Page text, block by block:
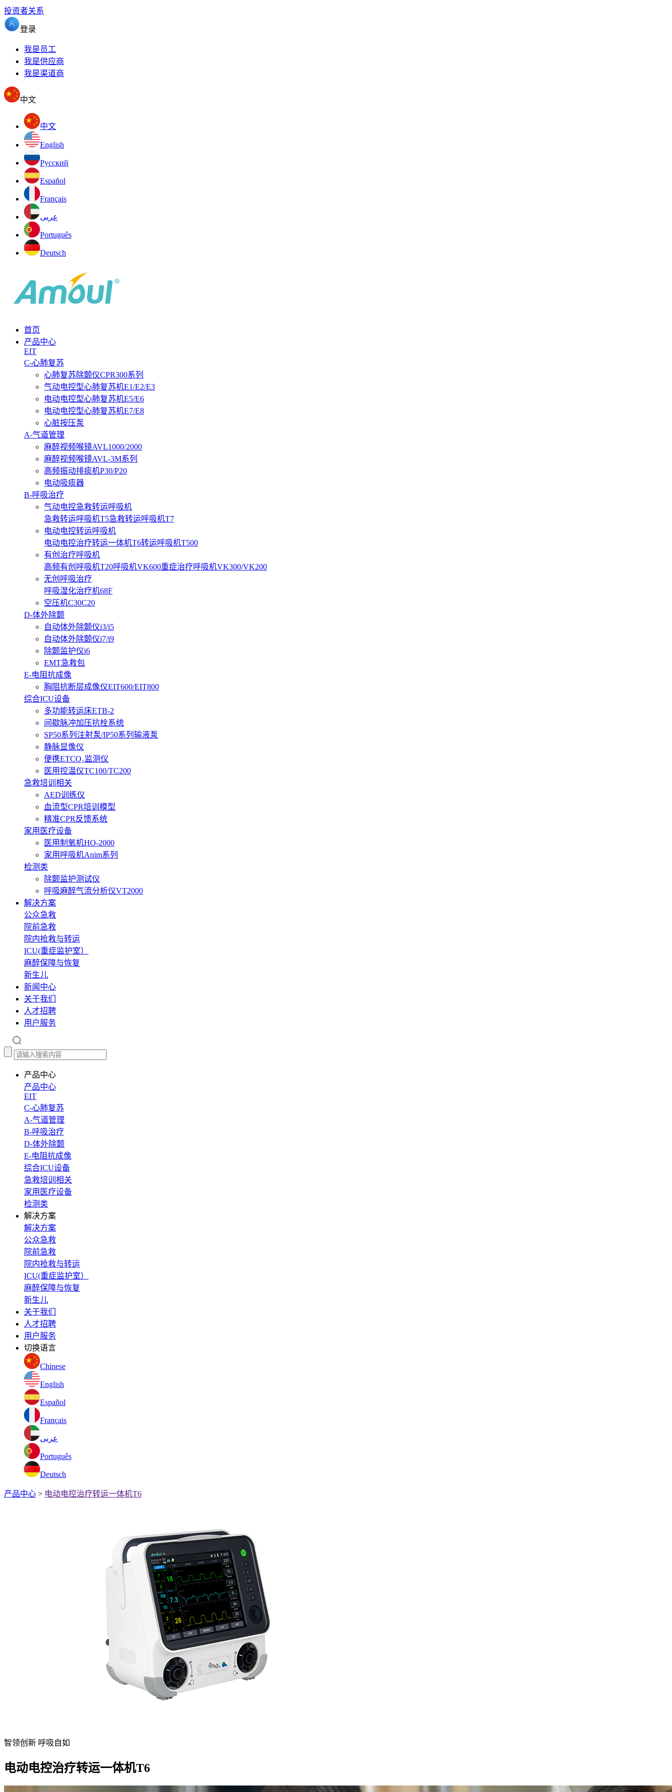
投资者关系
登录
我是员工
我是供应商
我是渠道商
中文
中文
English
Pусский
Español
Français
عربى
Português
Deutsch
首页
产品中心
EIT
C-心肺复苏
心肺复苏除颤仪CPR300系列
气动电控型心肺复苏机E1/E2/E3
电动电控型心肺复苏机E5/E6
电动电控型心肺复苏机E7/E8
心脏按压泵
A-气道管理
麻醉视频喉镜AVL1000/2000
麻醉视频喉镜AVL-3M系列
高频振动排痰机P30/P20
电动吸痰器
B-呼吸治疗
气动电控急救转运呼吸机
急救转运呼吸机T5急救转运呼吸机T7
电动电控转运呼吸机
电动电控治疗转运一体机T6转运呼吸机T500
有创治疗呼吸机
高频有创呼吸机T20呼吸机VK600重症治疗呼吸机VK300/VK200
无创呼吸治疗
呼吸湿化治疗机68F
空压机C30C20
D-体外除颤
自动体外除颤仪i3/i5
自动体外除颤仪i7/i9
除颤监护仪i6
EMT急救包
E-电阻抗成像
胸阻抗断层成像仪EIT600/EIT800
综合ICU设备
多功能转运床ETB-2
间歇脉冲加压抗栓系统
SP50系列注射泵/IP50系列输液泵
静脉显像仪
便携ETCO₂监测仪
医用控温仪TC100/TC200
急救培训相关
AED训练仪
血流型CPR培训模型
精准CPR反馈系统
家用医疗设备
医用制氧机HO-2000
家用呼吸机Anim系列
检测类
除颤监护测试仪
呼吸麻醉气流分析仪VT2000
解决方案
公众急救
院前急救
院内抢救与转运
ICU(重症监护室）
麻醉保障与恢复
新生儿
新闻中心
关于我们
人才招聘
用户服务
产品中心
产品中心
EIT
C-心肺复苏
A-气道管理
B-呼吸治疗
D-体外除颤
E-电阻抗成像
综合ICU设备
急救培训相关
家用医疗设备
检测类
解决方案
解决方案
公众急救
院前急救
院内抢救与转运
ICU(重症监护室）
麻醉保障与恢复
新生儿
关于我们
人才招聘
用户服务
切换语言
Chinese
English
Español
Français
عربى
Português
Deutsch
产品中心 > 电动电控治疗转运一体机T6
智领创新 呼吸自如
电动电控治疗转运一体机T6